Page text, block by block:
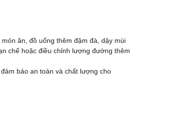
ăn, đồ uống thêm đậm đà, dậy mùi
chế hoặc điều chỉnh lượng đường thêm
bảo an toàn và chất lượng cho